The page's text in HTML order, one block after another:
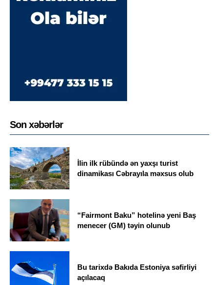
Son xəbərlər
İlin ilk rübündə ən yaxşı turist
dinamikası Cəbrayıla məxsus olub
“Fairmont Baku” hotelinə yeni Baş
menecer (GM) təyin olunub
Bu tarixdə Bakıda Estoniya səfirliyi
açılacaq